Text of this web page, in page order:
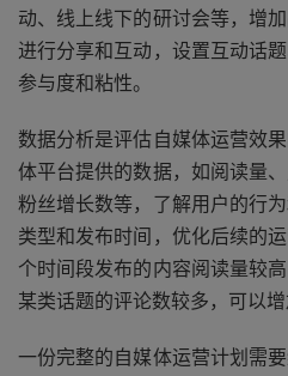
动、线上线下的研讨会等，增
进行分享和互动，设置互动话
参与度和粘性。
数据分析是评估自媒体运营效
体平台提供的数据，如阅读量
粉丝增长数等，了解用户的行
类型和发布时间，优化后续的
个时间段发布的内容阅读量较
某类话题的评论数较多，可以
一份完整的自媒体运营计划需